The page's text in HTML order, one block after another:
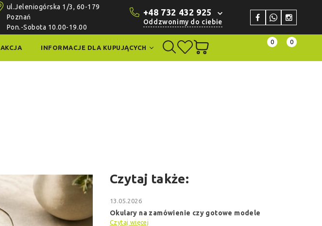
ul.Jeleniogórska 1/3, 60-179
Poznań
Pon.-Sobota 10.00-19.00
+48 732 432 925
Oddzwonimy do ciebie
AKCJA INFORMACJE DLA KUPUJĄCYCH
0 0
Czytaj także:
13.05.2026
Okulary na zamówienie czy gotowe modele
Czytaj więcej